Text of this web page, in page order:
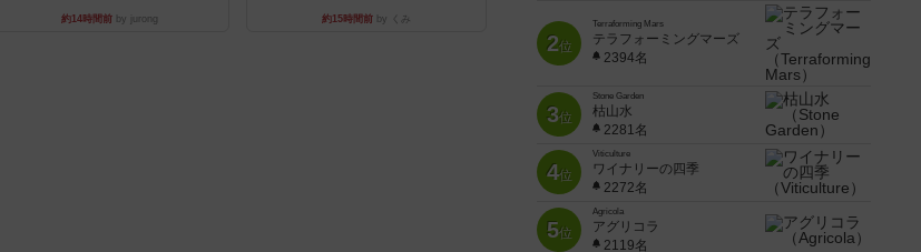
約14時間前by jurong 約15時間前 by くみ
2位
Terraforming Mars
テラフォーミングマーズ
2394名
3位
Stone Garden
枯山水
2281名
4位
Viticulture
ワイナリーの四季
2272名
5位
Agricola
アグリコラ
2119名